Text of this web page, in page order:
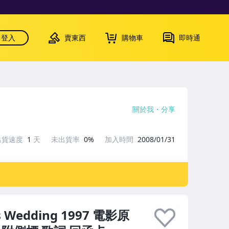
登入 賣東西 購物車 即時通
1997 電影原
關於我 分享
速度 1 天 未出貨率 0% 加入時間 2008/01/31